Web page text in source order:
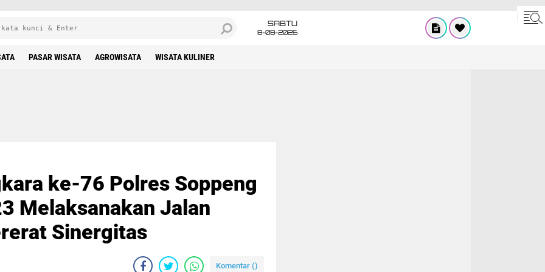
SABTU
8-08-2026
PASAR WISATA AGROWISATA WISATA KULINER
ke-76 Polres Soppeng
Melaksanakan Jalan
Sinergitas
Komentar ()